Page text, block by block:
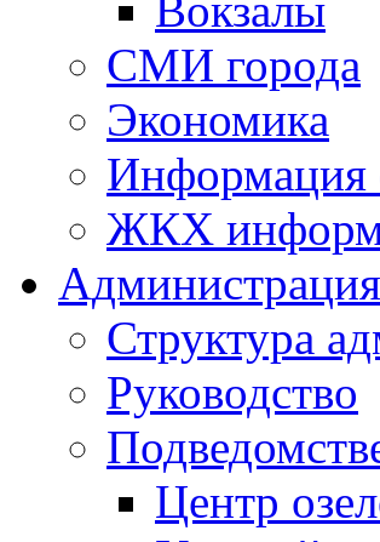
СМИ города
Экономика
Информация
ЖКХ
Администрация
Структура
Руководство
Центр